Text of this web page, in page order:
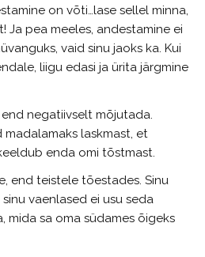
on võti…lase sellel minna,
Ja pea meeles, andestamine ei
vaid sinu jaoks ka. Kui
liigu edasi ja ürita järgmine
negatiivselt mõjutada.
laskmast, et
enda omi tõstmast.
end teistele tõestades. Sinu
vaenlased ei usu seda
mida sa oma südames õigeks